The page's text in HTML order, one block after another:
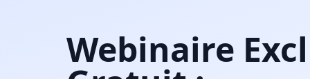
Webinaire